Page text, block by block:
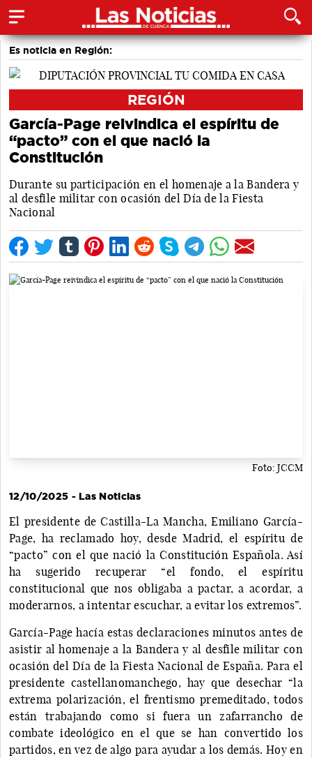
Es noticia en Región:
REGIÓN
García-Page reivindica el espíritu de
“pacto” con el que nació la
Constitución
Durante su participación en el homenaje a la Bandera y
al desfile militar con ocasión del Día de la Fiesta
Nacional
Foto: JCCM
12/10/2025 - Las Noticias
El presidente de Castilla-La Mancha, Emiliano García-
Page, ha reclamado hoy, desde Madrid, el espíritu de
“pacto” con el que nació la Constitución Española. Así
ha sugerido recuperar “el fondo, el espíritu
constitucional que nos obligaba a pactar, a acordar, a
moderarnos, a intentar escuchar, a evitar los extremos”.
García-Page hacía estas declaraciones minutos antes de
asistir al homenaje a la Bandera y al desfile militar con
ocasión del Día de la Fiesta Nacional de España. Para el
presidente castellanomanchego, hay que desechar “la
extrema polarización, el frentismo premeditado, todos
están trabajando como si fuera un zafarrancho de
combate ideológico en el que se han convertido los
partidos, en vez de algo para ayudar a los demás. Hoy en